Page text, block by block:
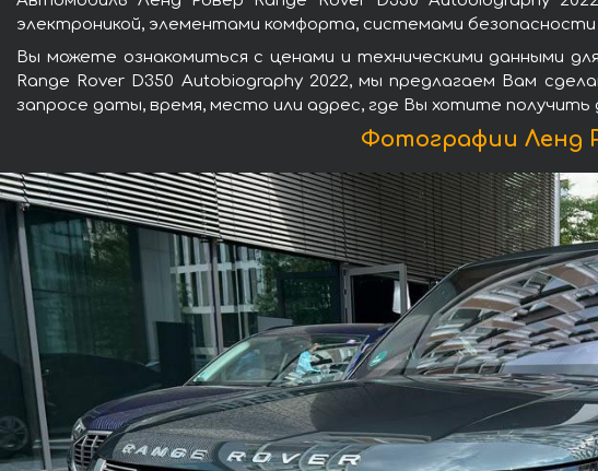
электроникой, элементами комфорта, системами
Вы можете ознакомиться с ценами и техническими данными
Range Rover D350 Autobiography 2022, мы предлагаем Вам
запросе даты, время, место или адрес, где Вы хотите
Фотографии Ленд